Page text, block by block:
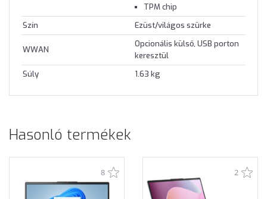
TPM chip
Szín
Ezüst/világos szürke
WWAN
Opcionális külső, USB porton
keresztül
Súly
1.63 kg
Hasonló termékek
8 2